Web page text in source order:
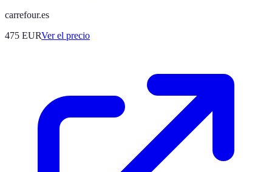
carrefour.es
475 EURVer el precio